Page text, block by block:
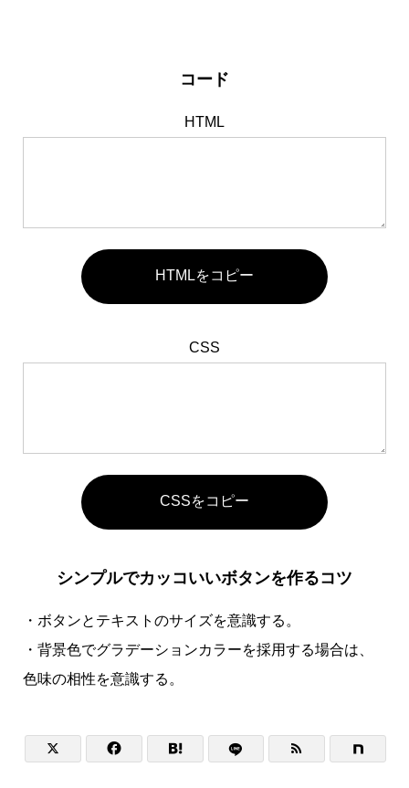
コード
HTML
HTMLをコピー
CSS
CSSをコピー
シンプルでカッコいいボタンを作るコツ
・ボタンとテキストのサイズを意識する。
・背景色でグラデーションカラーを採用する場合は、
色味の相性を意識する。
   